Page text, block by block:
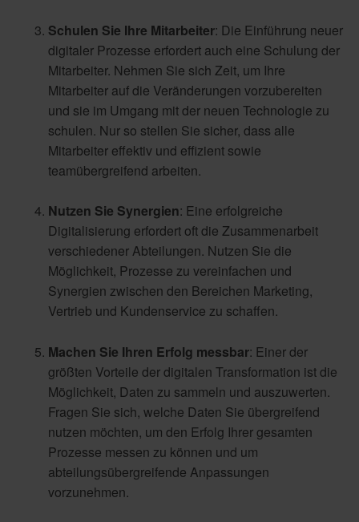
Schulen Sie Ihre Mitarbeiter: Die Einführung neuer
digitaler Prozesse erfordert auch eine Schulung der
Mitarbeiter. Nehmen Sie sich Zeit, um Ihre
Mitarbeiter auf die Veränderungen vorzubereiten
und sie im Umgang mit der neuen Technologie zu
schulen. Nur so stellen Sie sicher, dass alle
Mitarbeiter effektiv und effizient sowie
teamübergreifend arbeiten.
Nutzen Sie Synergien: Eine erfolgreiche
Digitalisierung erfordert oft die Zusammenarbeit
verschiedener Abteilungen. Nutzen Sie die
Möglichkeit, Prozesse zu vereinfachen und
Synergien zwischen den Bereichen Marketing,
Vertrieb und Kundenservice zu schaffen.
Machen Sie Ihren Erfolg messbar: Einer der
größten Vorteile der digitalen Transformation ist die
Möglichkeit, Daten zu sammeln und auszuwerten.
Fragen Sie sich, welche Daten Sie übergreifend
nutzen möchten, um den Erfolg Ihrer gesamten
Prozesse messen zu können und um
abteilungsübergreifende Anpassungen
vorzunehmen.